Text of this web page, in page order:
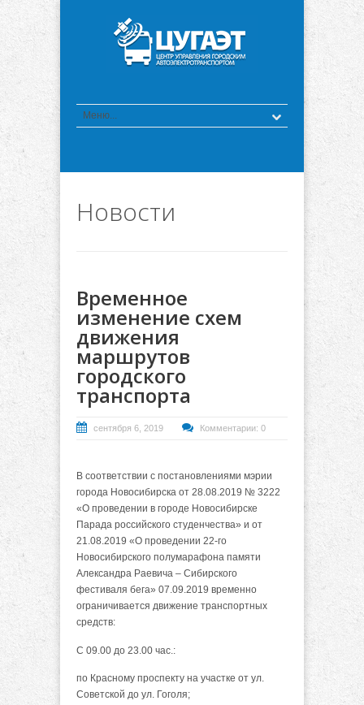
Новости
Временное
изменение схем
движения
маршрутов
городского
транспорта
сентября 6, 2019 Комментарии: 0
В соответствии с постановлениями мэрии
города Новосибирска от 28.08.2019 № 3222
«О проведении в городе Новосибирске
Парада российского студенчества» и от
21.08.2019 «О проведении 22-го
Новосибирского полумарафона памяти
Александра Раевича – Сибирского
фестиваля бега» 07.09.2019 временно
ограничивается движение транспортных
средств:
С 09.00 до 23.00 час.:
по Красному проспекту на участке от ул.
Советской до ул. Гоголя;